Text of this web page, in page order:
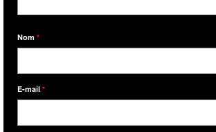
Nom *
E-mail *